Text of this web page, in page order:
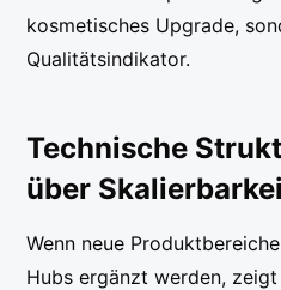
kosmetisches Upgrade,
Qualitätsindikator.
Technische
über
Wenn neue
Hubs ergänzt werden,